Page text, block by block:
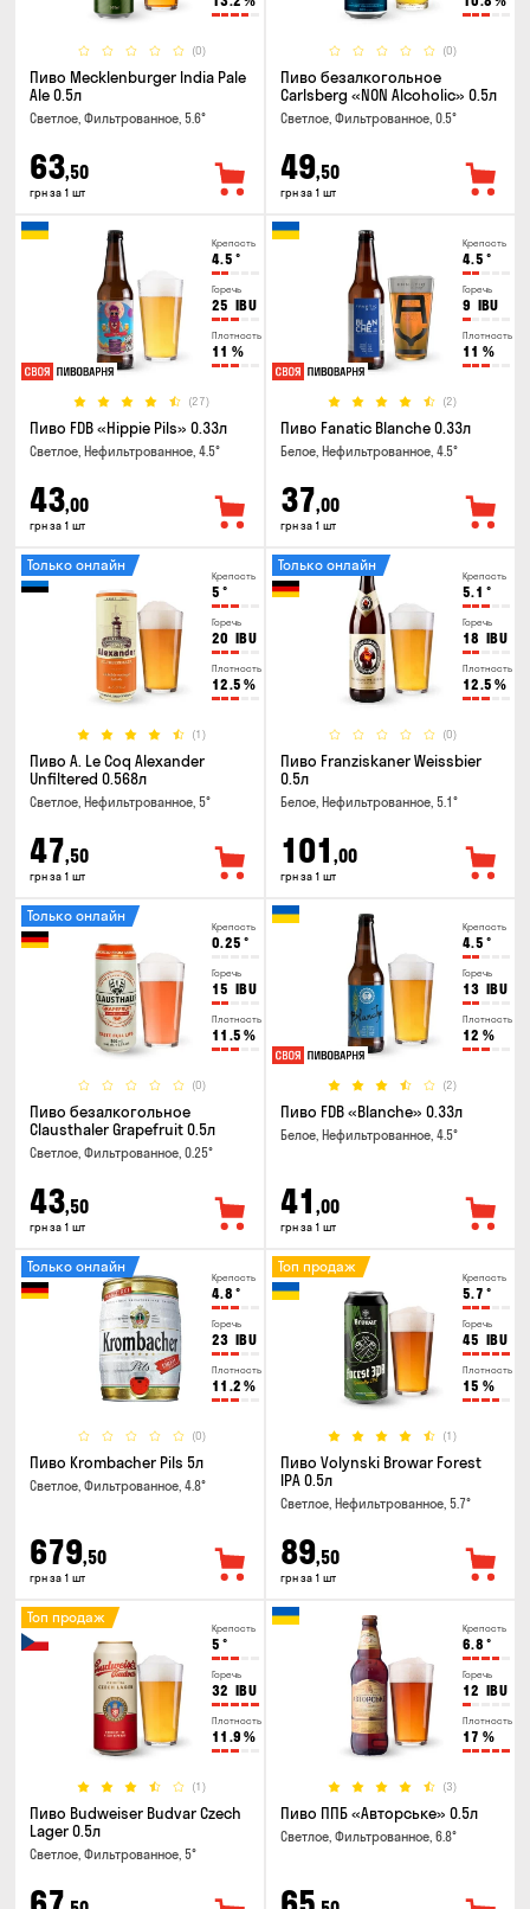
(0)
Пиво Mecklenburger India Pale
Ale 0.5л
Светлое, Фильтрованное, 5.6°
63,50
грн за 1 шт
(0)
Пиво безалкогольное
Carlsberg «NON Alcoholic» 0.5л
Светлое, Фильтрованное, 0.5°
49,50
грн за 1 шт
Крепость
4.5 °
Горечь
25 IBU
Плотность
11 %
(27)
Пиво FDB «Hippie Pils» 0.33л
Светлое, Нефильтрованное, 4.5°
43,00
грн за 1 шт
Крепость
4.5 °
Горечь
9 IBU
Плотность
11 %
(2)
Пиво Fanatic Blanche 0.33л
Белое, Нефильтрованное, 4.5°
37,00
грн за 1 шт
Крепость
5 °
Горечь
20 IBU
Плотность
12.5 %
(1)
Только онлайн
Пиво A. Le Coq Alexander
Unfiltered 0.568л
Светлое, Нефильтрованное, 5°
47,50
грн за 1 шт
Крепость
5.1 °
Горечь
18 IBU
Плотность
12.5 %
(0)
Только онлайн
Пиво Franziskaner Weissbier
0.5л
Белое, Нефильтрованное, 5.1°
101 ,00
грн за 1 шт
Крепость
0.25 °
Горечь
15 IBU
Плотность
11.5 %
(0)
Только онлайн
Пиво безалкогольное
Clausthaler Grapefruit 0.5л
Светлое, Фильтрованное, 0.25°
43,50
грн за 1 шт
Крепость
4.5 °
Горечь
13 IBU
Плотность
12 %
(2)
Пиво FDB «Blanche» 0.33л
Белое, Нефильтрованное, 4.5°
41 ,00
грн за 1 шт
Крепость
4.8 °
Горечь
23 IBU
Плотность
11.2 %
(0)
Только онлайн
Пиво Krombacher Pils 5л
Светлое, Фильтрованное, 4.8°
679,50
грн за 1 шт
Крепость
5.7 °
Горечь
45 IBU
Плотность
15 %
(1)
Топ продаж
Пиво Volynski Browar Forest
IPA 0.5л
Светлое, Нефильтрованное, 5.7°
89,50
грн за 1 шт
Крепость
5 °
Горечь
32 IBU
Плотность
11.9 %
(1)
Топ продаж
Пиво Budweiser Budvar Czech
Lager 0.5л
Светлое, Фильтрованное, 5°
Крепость
6.8 °
Горечь
12 IBU
Плотность
17 %
(3)
Пиво ППБ «Авторське» 0.5л
Светлое, Фильтрованное, 6.8°